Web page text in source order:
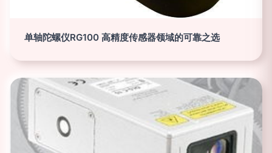
单轴陀螺仪RG100 高精度传感器领域的可靠之选